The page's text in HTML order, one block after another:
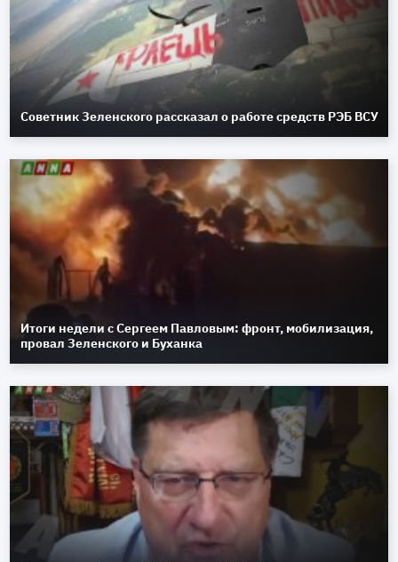
Советник Зеленского рассказал о работе средств РЭБ ВСУ
Итоги недели с Сергеем Павловым: фронт, мобилизация,
провал Зеленского и Буханка